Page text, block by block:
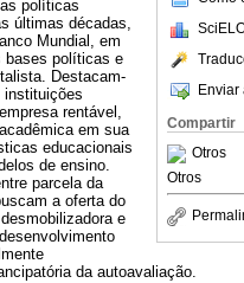
Enviar
Compartir
Otros
Otros
políticas
últimas décadas,
Mundial, em
bases políticas e
Destacam-
instituições
rentável,
em sua
educacionais
de ensino.
parcela da
a oferta do
e
da autoavaliação.